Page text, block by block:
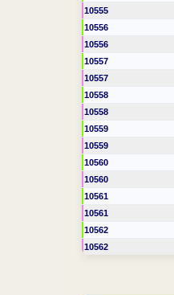
10555
10556
10556
10557
10557
10558
10558
10559
10559
10560
10560
10561
10561
10562
10562